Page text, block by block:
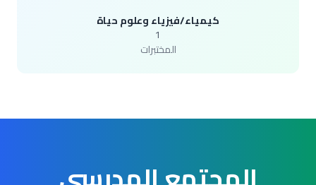
كيمياء/فيزياء وعلوم حياة
المختبرات